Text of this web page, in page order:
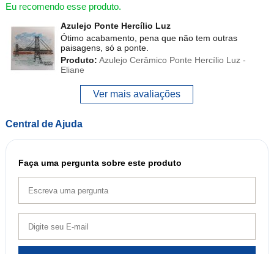
Eu recomendo esse produto.
Azulejo Ponte Hercílio Luz
Ótimo acabamento, pena que não tem outras
paisagens, só a ponte.
Produto: Azulejo Cerâmico Ponte Hercílio Luz -
Eliane
Ver mais avaliações
Central de Ajuda
Faça uma pergunta sobre este produto